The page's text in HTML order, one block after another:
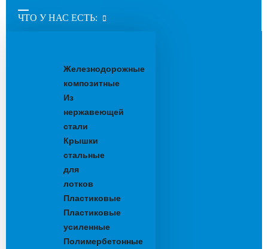
ЧТО У НАС ЕСТЬ:
Железнодорожные
композитные
Из
нержавеющей
стали
Крышки
стальные
для
лотков
Пластиковые
Пластиковые
усиленные
Полимербетонные